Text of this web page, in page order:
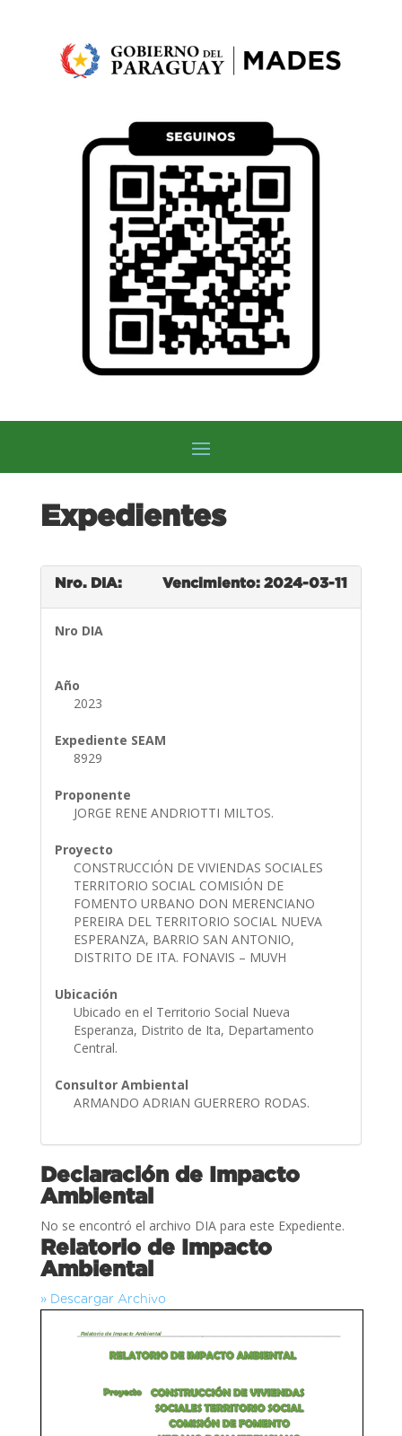
Expedientes
Nro. DIA: Vencimiento: 2024-03-11
Nro DIA
Año
2023
Expediente SEAM
8929
Proponente
JORGE RENE ANDRIOTTI MILTOS.
Proyecto
CONSTRUCCIÓN DE VIVIENDAS SOCIALES
TERRITORIO SOCIAL COMISIÓN DE
FOMENTO URBANO DON MERENCIANO
PEREIRA DEL TERRITORIO SOCIAL NUEVA
ESPERANZA, BARRIO SAN ANTONIO,
DISTRITO DE ITA. FONAVIS – MUVH
Ubicación
Ubicado en el Territorio Social Nueva
Esperanza, Distrito de Ita, Departamento
Central.
Consultor Ambiental
ARMANDO ADRIAN GUERRERO RODAS.
Declaración de Impacto
Ambiental
No se encontró el archivo DIA para este Expediente.
Relatorio de Impacto
Ambiental
» Descargar Archivo